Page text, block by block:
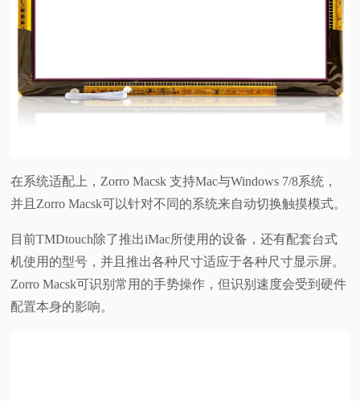
在系统适配上，Zorro Macsk 支持Mac与Windows 7/8系统，
并且Zorro Macsk可以针对不同的系统来自动切换触摸模式。
目前TMDtouch除了推出iMac所使用的设备，还有配套台式
机使用的型号，并且推出各种尺寸适应于各种尺寸显示屏。
Zorro Macsk可识别常用的手势操作，但识别速度会受到硬件
配置本身的影响。